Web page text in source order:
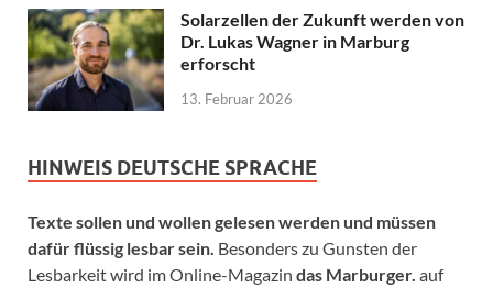
Solarzellen der Zukunft werden von
Dr. Lukas Wagner in Marburg
erforscht
13. Februar 2026
HINWEIS DEUTSCHE SPRACHE
Texte sollen und wollen gelesen werden und müssen
dafür flüssig lesbar sein. Besonders zu Gunsten der
Lesbarkeit wird im Online-Magazin das Marburger. auf